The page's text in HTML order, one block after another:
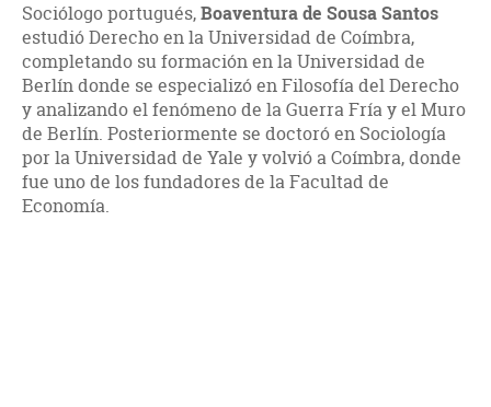
Sociólogo portugués,Boaventura de Sousa Santos
estudió Derecho en la Universidad de Coímbra,
completando su formación en la Universidad de
Berlín donde se especializó en Filosofía del Derecho
y analizando el fenómeno de la Guerra Fría y el Muro
de Berlín. Posteriormente se doctoró en Sociología
por la Universidad de Yale y volvió a Coímbra, donde
fue uno de los fundadores de la Facultad de
Economía.